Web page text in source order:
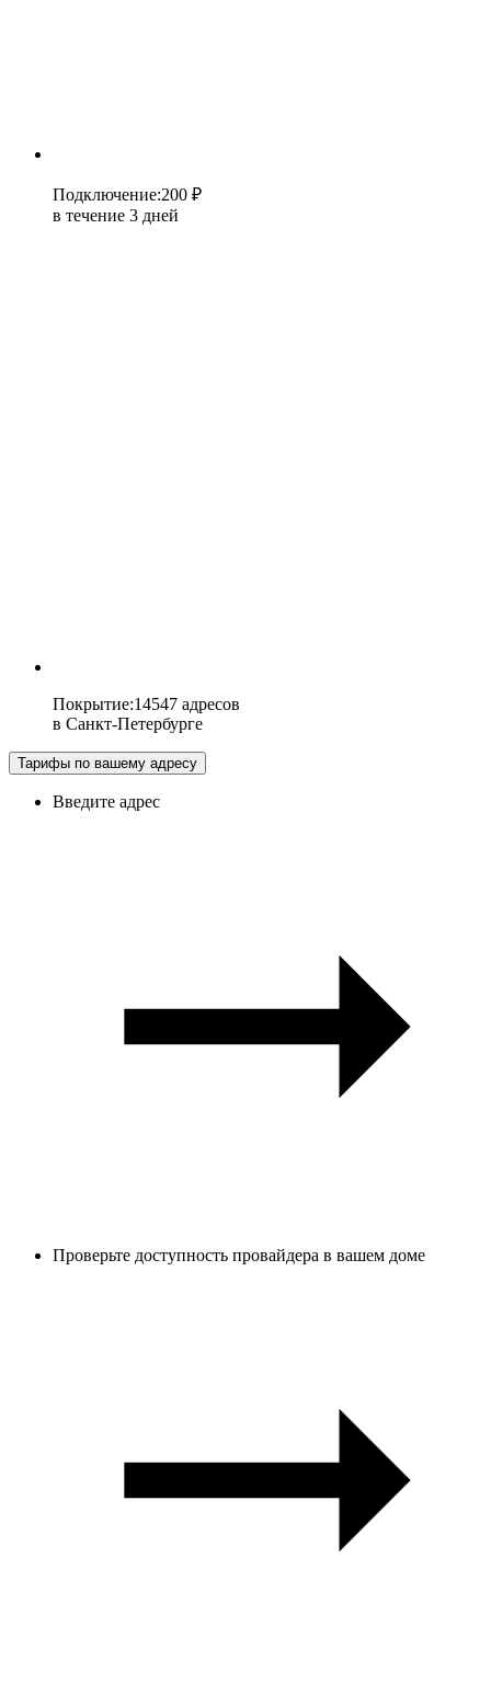
Подключение:200 ₽
в течение 3 дней
Покрытие:14547 адресов
в Санкт-Петербурге
Тарифы по вашему адресу
Введите адрес
Проверьте доступность провайдера в вашем доме